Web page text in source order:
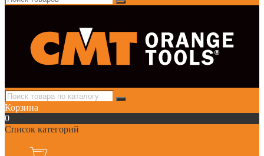
Корзина
0
Список категорий